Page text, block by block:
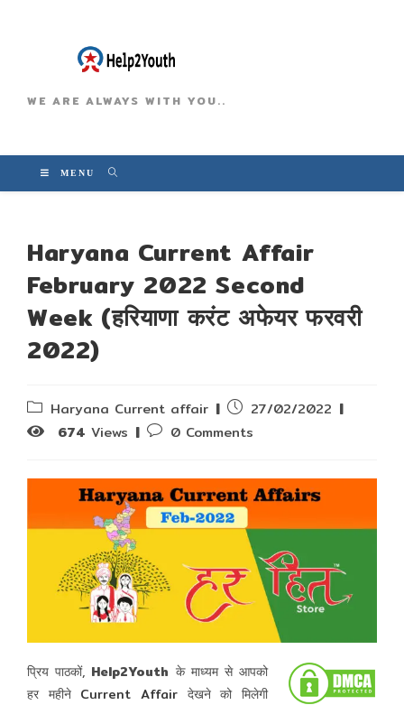
WE ARE ALWAYS WITH YOU..
MENU
Haryana Current Affair
February 2022 Second
Week (हरियाणा करंट अफेयर फरवरी
2022)
Post
category:
Haryana Current affair
Post
published:
27/02/2022
674 Views
Post0 Comments
प्रिय पाठकों, Help2Youth के माध्यम से आपको
हर महीने Current Affair देखने को मिलेगी